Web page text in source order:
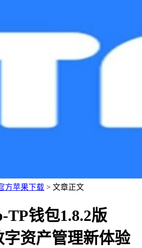
方苹果下载 > 文章正文
TP钱包1.8.2版
资产管理新体验